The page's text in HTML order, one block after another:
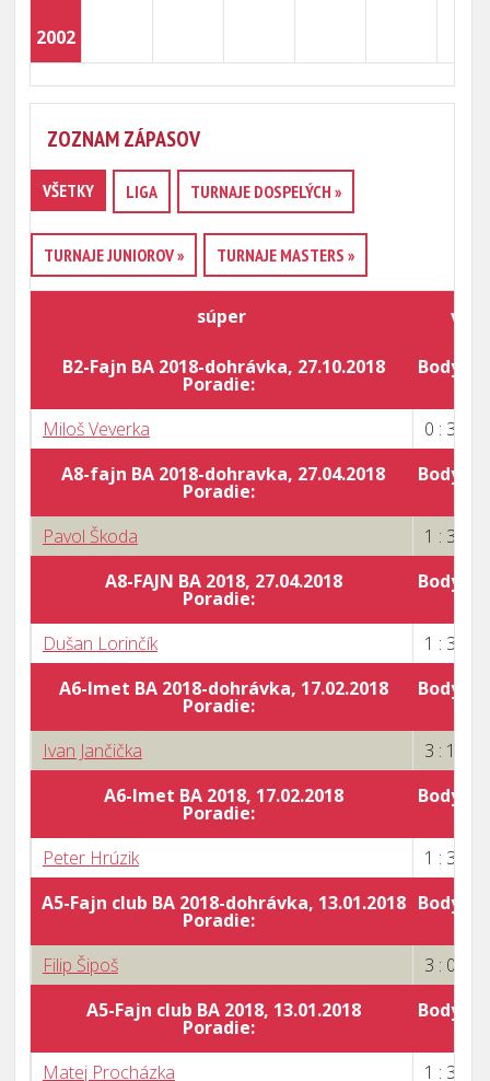
2002
ZOZNAM ZÁPASOV
VŠETKY LIGA TURNAJE DOSPELÝCH »
TURNAJE JUNIOROV » TURNAJE MASTERS »
súper
B2-Fajn BA 2018-dohrávka, 27.10.2018
Poradie:
Body
Miloš Veverka
0 : 3
A8-fajn BA 2018-dohravka, 27.04.2018
Poradie:
Body
Pavol Škoda
1 : 3
A8-FAJN BA 2018, 27.04.2018
Poradie:
Body
Dušan Lorinčík
1 : 3
A6-Imet BA 2018-dohrávka, 17.02.2018
Poradie:
Body
Ivan Jančička
3 : 1
A6-Imet BA 2018, 17.02.2018
Poradie:
Body
Peter Hrúzik
1 : 3
A5-Fajn club BA 2018-dohrávka, 13.01.2018
Poradie:
Body
Filip Šipoš
3 : 0
A5-Fajn club BA 2018, 13.01.2018
Poradie:
Body
Matej Procházka
1 : 3